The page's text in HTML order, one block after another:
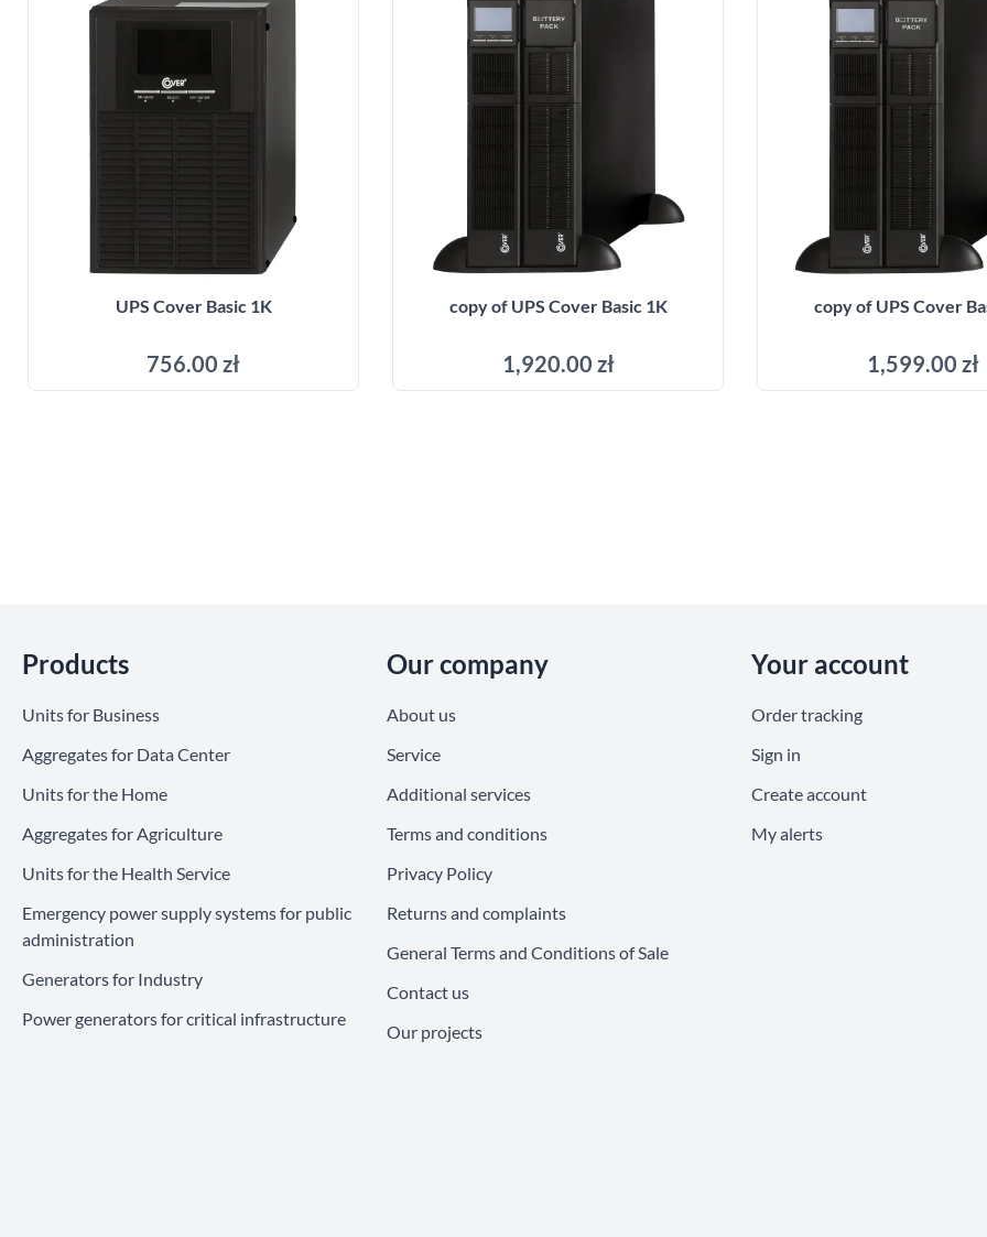
UPS Cover Basic 1K
756.00 zł
copy of UPS Cover Basic 1K
1,920.00 zł
copy of UPS Cover
1,599.00 zł
Products
Units for Business
Aggregates for Data Center
Units for the Home
Aggregates for Agriculture
Units for the Health Service
Emergency power supply systems for public
administration
Generators for Industry
Power generators for critical infrastructure
Our company
About us
Service
Additional services
Terms and conditions
Privacy Policy
Returns and complaints
General Terms and Conditions of Sale
Contact us
Our projects
Your account
Order tracking
Sign in
Create account
My alerts